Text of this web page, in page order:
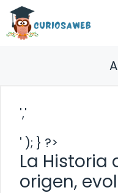
Saltar
contenido
','
' ); } ?>
La Historia
origen,